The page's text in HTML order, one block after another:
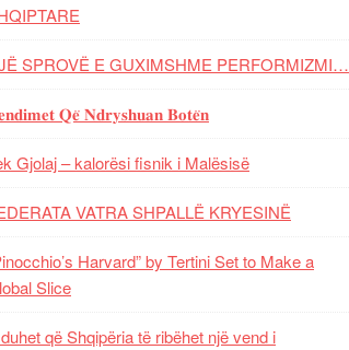
SPROVË E GUXIMSHME PERFORMIZMI…
𝐐𝐞̈ 𝐍𝐝𝐫𝐲𝐬𝐡𝐮𝐚𝐧 𝐁𝐨𝐭𝐞̈𝐧
Gjolaj – kalorësi fisnik i Malësisë
VATRA SHPALLË KRYESINË
Harvard” by Tertini Set to Make a
Slice
që Shqipëria të ribëhet një vend i